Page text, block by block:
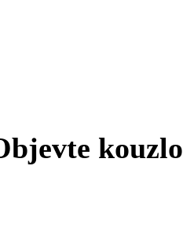
kouzlo